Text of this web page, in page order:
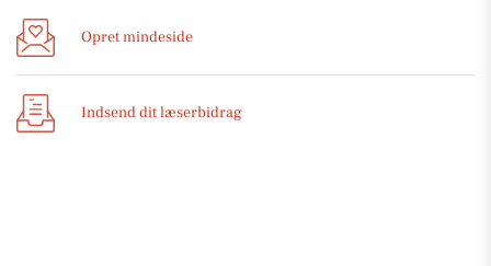
Opret mindeside
Indsend dit læserbidrag